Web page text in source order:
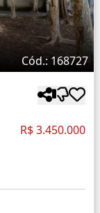
Cód.: 168727
R$ 3.450.000